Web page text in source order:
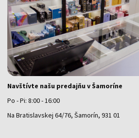
Navštívte našu predajňu v Šamoríne
Po - Pi: 8:00 - 16:00
Na Bratislavskej 64/76, Šamorín, 931 01